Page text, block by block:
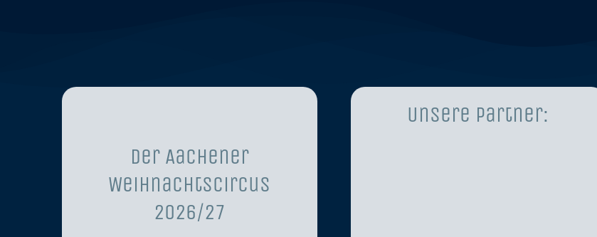
Der Aachener
Weihnachtscircus
2026/27
Unsere Partner: